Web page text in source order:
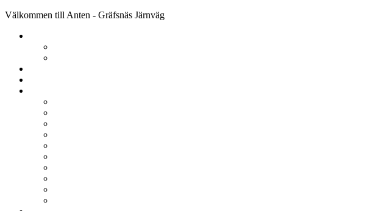
Välkommen till Anten - Gräfsnäs Järnväg